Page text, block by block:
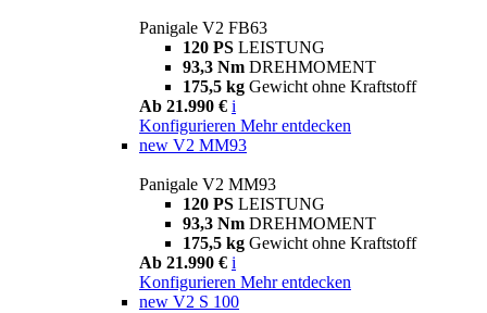
Panigale V2 FB63
120 PS LEISTUNG
93,3 Nm DREHMOMENT
175,5 kg Gewicht ohne Kraftstoff
Ab 21.990 € i
Konfigurieren Mehr entdecken
new V2 MM93
Panigale V2 MM93
120 PS LEISTUNG
93,3 Nm DREHMOMENT
175,5 kg Gewicht ohne Kraftstoff
Ab 21.990 € i
Konfigurieren Mehr entdecken
new V2 S 100